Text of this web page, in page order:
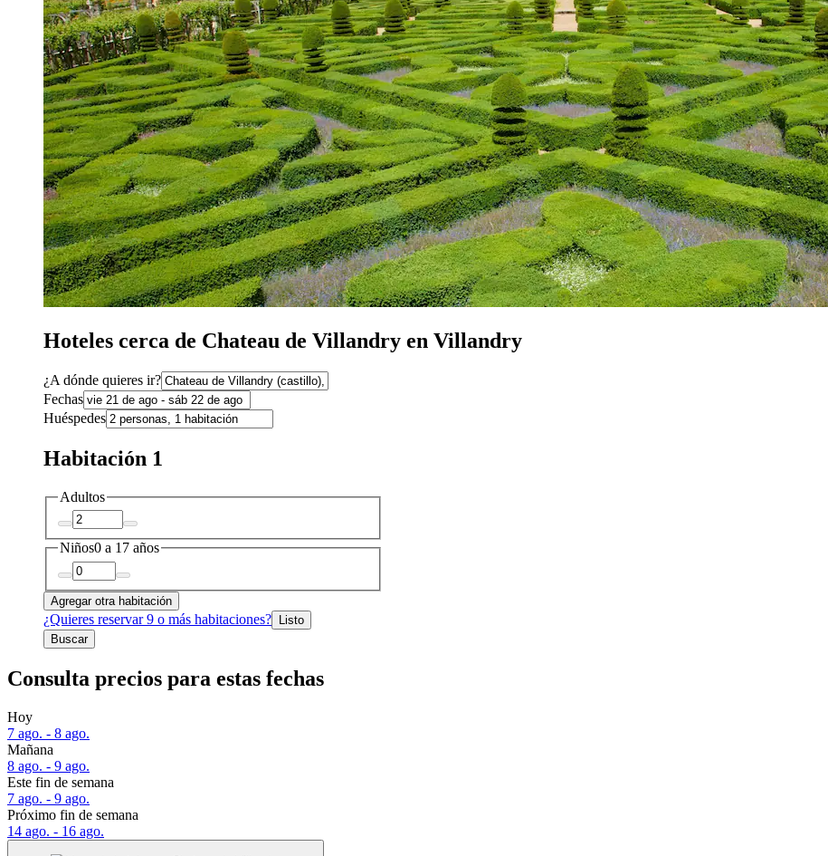
Hoteles cerca de Chateau de Villandry en Villandry
¿A dónde quieres ir?
Fechas
Huéspedes
Habitación 1
Adultos
Niños0 a 17 años
Agregar otra habitación
¿Quieres reservar 9 o más habitaciones? Listo
Buscar
Consulta precios para estas fechas
Hoy
7 ago. - 8 ago.
Mañana
8 ago. - 9 ago.
Este fin de semana
7 ago. - 9 ago.
Próximo fin de semana
14 ago. - 16 ago.